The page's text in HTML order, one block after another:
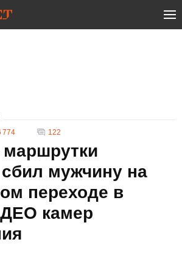
774 122
мужчину на
переходе в
камер